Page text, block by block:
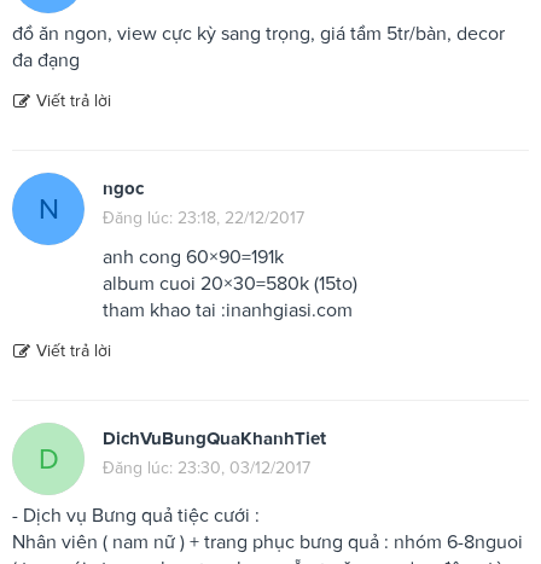
đồ ăn ngon, view cực kỳ sang trọng, giá tầm 5tr/bàn, decor
đa đạng
Viết trả lời
N
ngoc
Đăng lúc: 23:18, 22/12/2017
anh cong 60×90=191k
album cuoi 20×30=580k (15to)
tham khao tai :inanhgiasi.com
Viết trả lời
D
DichVuBungQuaKhanhTiet
Đăng lúc: 23:30, 03/12/2017
- Dịch vụ Bưng quả tiệc cưới :
Nhân viên ( nam nữ ) + trang phục bưng quả : nhóm 6-8nguoi